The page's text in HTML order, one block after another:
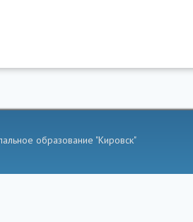
образование "Кировск"